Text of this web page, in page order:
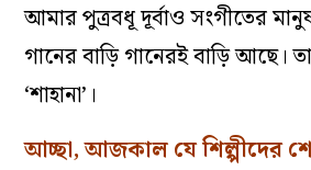
আমার পুত্রবধূ দূর্বাও সংগীতের
গানের বাড়ি গানেরই বাড়ি আছে।
‘শাহানা’।
আচ্ছা, আজকাল যে শিল্পীদের